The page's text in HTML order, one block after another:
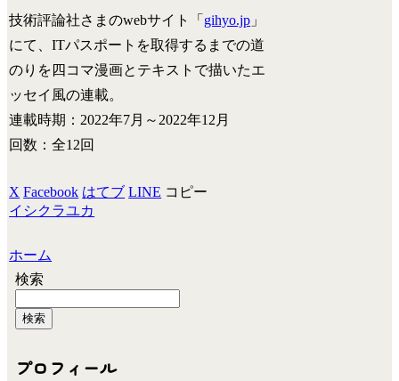
技術評論社さまのwebサイト「 gihyo.jp 」
にて、ITパスポートを取得するまでの道
のりを四コマ漫画とテキストで描いたエ
ッセイ風の連載。
連載時期：2022年7月～2022年12月
回数：全12回
X Facebook はてブ LINE コピー
イシクラユカ
ホーム
検索
検索
プロフィール